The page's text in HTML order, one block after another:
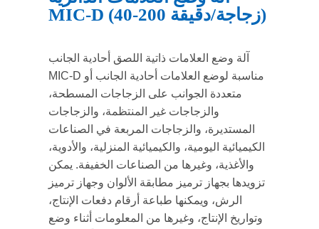
MIC-D (40-200 زجاجة/دقيقة)
آلة وضع العلامات ذاتية اللصق أحادية الجانب
MIC-D مناسبة لوضع العلامات أحادية الجانب أو
متعددة الجوانب على الزجاجات المسطحة،
والزجاجات غير المنتظمة، والزجاجات
المستديرة، والزجاجات المربعة في الصناعات
الكيميائية اليومية، والكيميائية المنزلية، والأدوية،
والأغذية، وغيرها من الصناعات الخفيفة. يمكن
تزويدها بجهاز ترميز مطابقة الألوان وجهاز ترميز
الرش، ويمكنها طباعة أرقام دفعات الإنتاج،
وتواريخ الإنتاج، وغيرها من المعلومات أثناء وضع